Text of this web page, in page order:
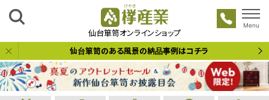
欅産業
仙台箪笥オンラインショップ
Menu
仙台箪笥のある風景の納品事例はコチラ